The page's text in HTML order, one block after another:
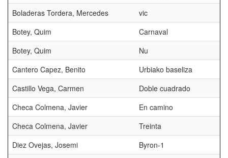
Boladeras Tordera, Mercedes
vic
Botey, Quim
Carnaval
Botey, Quim
Nu
Cantero Capez, Benito
Urbiako baseliza
Castillo Vega, Carmen
Doble cuadrado
Checa Colmena, Javier
En camino
Checa Colmena, Javier
Treinta
Diez Ovejas, Josemi
Byron-1